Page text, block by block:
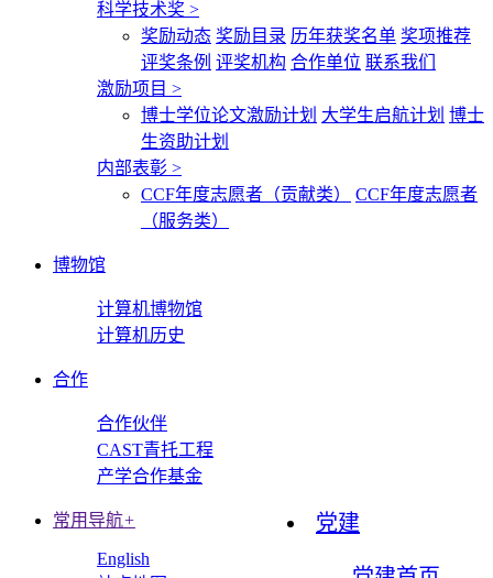
科学技术奖 >
奖励动态 奖励目录 历年获奖名单 奖项推荐
评奖条例 评奖机构 合作单位 联系我们
激励项目 >
博士学位论文激励计划 大学生启航计划 博士
生资助计划
内部表彰 >
CCF年度志愿者（贡献类）
CCF年度志愿者
（服务类）
博物馆
计算机博物馆
计算机历史
合作
合作伙伴
CAST青托工程
产学合作基金
党建
常用导航+
English